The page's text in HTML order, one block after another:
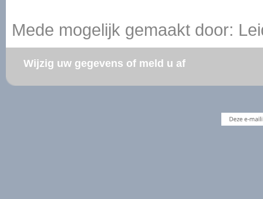
Mede mogelijk gemaakt door:
Wijzig uw gegevens of meld u af